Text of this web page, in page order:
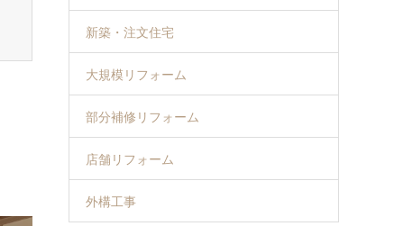
新築・注文住宅
大規模リフォーム
部分補修リフォーム
店舗リフォーム
外構工事